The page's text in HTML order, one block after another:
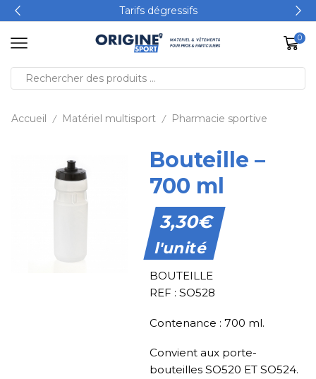
Tarifs dégressifs
0
Accueil / Matériel multisport / Pharmacie sportive
Bouteille –
700 ml
3,30€
l'unité
BOUTEILLE
REF : SO528
Contenance : 700 ml.
Convient aux porte-
bouteilles SO520 ET SO524.